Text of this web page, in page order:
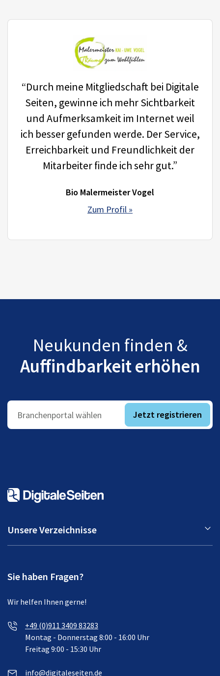
“Durch meine Mitgliedschaft bei Digitale
Seiten, gewinne ich mehr Sichtbarkeit
und Aufmerksamkeit im Internet weil
ich besser gefunden werde. Der Service,
Erreichbarkeit und Freundlichkeit der
Mitarbeiter finde ich sehr gut.”
Bio Malermeister Vogel
Zum Profil »
Neukunden finden &
Auffindbarkeit erhöhen
Branchenportal wählen Jetzt registrieren
Unsere Verzeichnisse
Sie haben Fragen?
Wir helfen Ihnen gerne!
+49 (0)911 3409 83283
Montag - Donnerstag 8:00 - 16:00 Uhr
Freitag 9:00 - 15:30 Uhr
info@digitaleseiten.de